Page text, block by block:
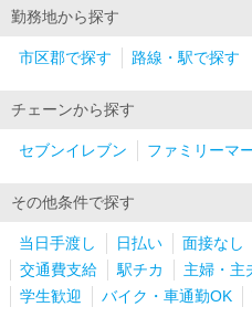
勤務地から探す
市区郡で探す 路線・駅で探す
チェーンから探す
セブンイレブン ファミリーマ
その他条件で探す
当日手渡し 日払い 面接なし
交通費支給
駅チカ 主婦・主
学生歓迎
バイク・車通勤OK